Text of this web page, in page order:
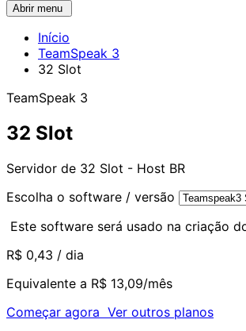
Abrir menu
Início
TeamSpeak 3
32 Slot
TeamSpeak 3
32 Slot
Servidor de 32 Slot - Host BR
Escolha o software / versão
Este software será usado na criação
R$ 0,43 / dia
Equivalente a R$ 13,09/mês
Começar agora Ver outros planos